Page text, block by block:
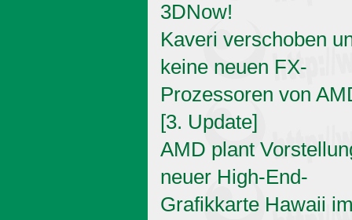
3DNow!
Kaveri verschoben
keine neuen FX-
Prozessoren von
[3. Update]
AMD plant
neuer High-End-
Grafikkarte Hawaii